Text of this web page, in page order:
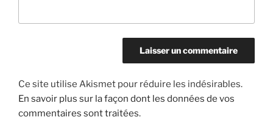
Ce site utilise Akismet pour réduire les indésirables.
En savoir plus sur la façon dont les données de vos
commentaires sont traitées.